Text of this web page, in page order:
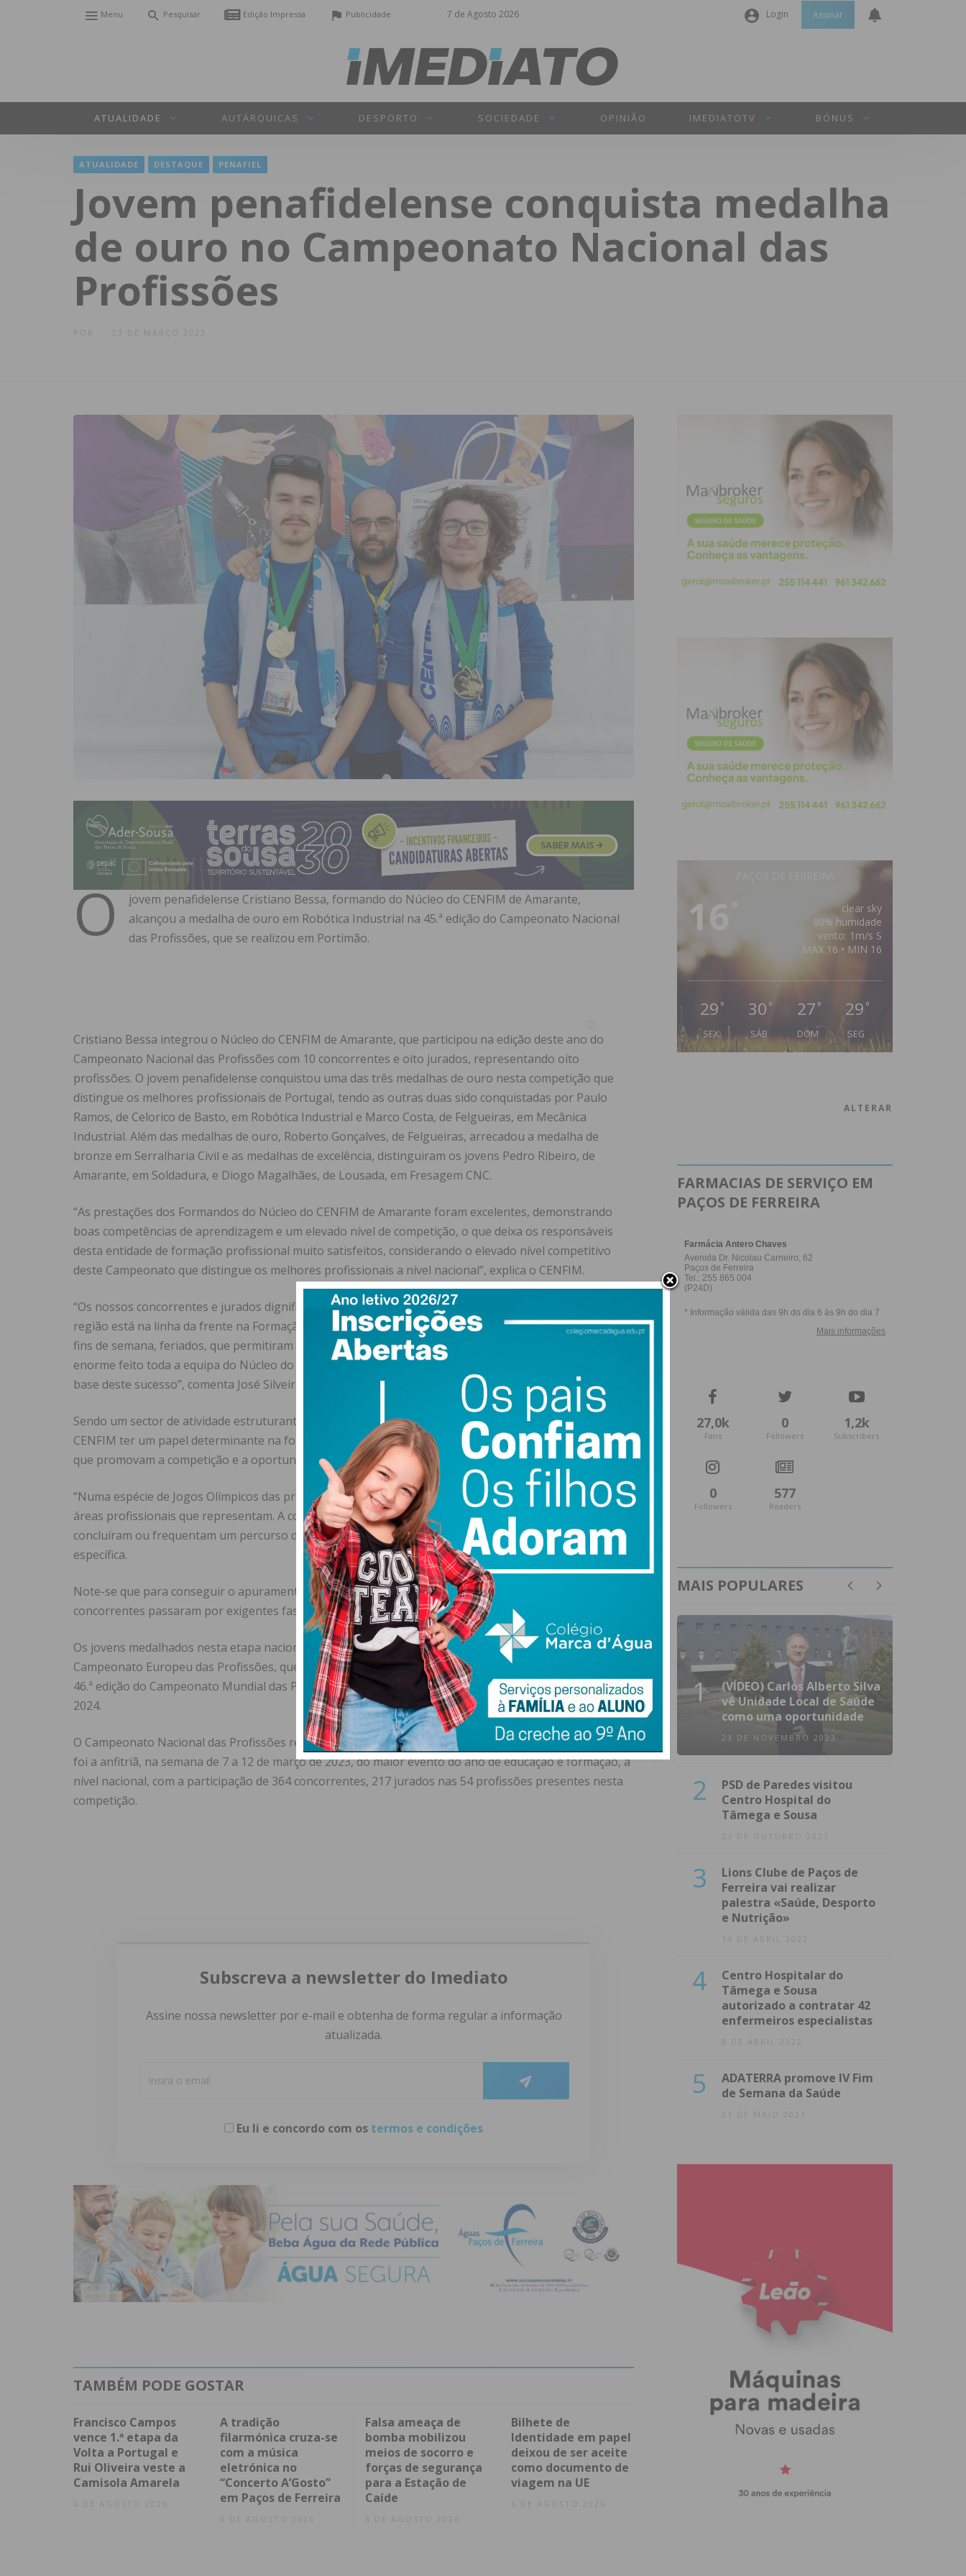
7 de Agosto 2026
Menu Pesquisar Edição Impressa Publicidade Login
Senha
INICIAR SESSÃO
Perdeu a sua senha?
Assinar
ATUALIDADE AUTÁRQUICAS DESPORTO SOCIEDADE OPINIÃO IMEDIATOTV BÓNUS
ATUALIDADE DESTAQUE PENAFIEL
Jovem penafidelense conquista medalha
de ouro no Campeonato Nacional das
Profissões
23 DE MARÇO 2023
O
jovem penafidelense Cristiano Bessa, formando do Núcleo do CENFIM de Amarante,
alcançou a medalha de ouro em Robótica Industrial na 45.ª edição do Campeonato Nacional
das Profissões, que se realizou em Portimão.
Cristiano Bessa integrou o Núcleo do CENFIM de Amarante, que participou na edição deste ano do
Campeonato Nacional das Profissões com 10 concorrentes e oito jurados, representando oito
profissões. O jovem penafidelense conquistou uma das três medalhas de ouro nesta competição que
distingue os melhores profissionais de Portugal, tendo as outras duas sido conquistadas por Paulo
Ramos, de Celorico de Basto, em Robótica Industrial e Marco Costa, de Felgueiras, em Mecânica
Industrial. Além das medalhas de ouro, Roberto Gonçalves, de Felgueiras, arrecadou a medalha de
bronze em Serralharia Civil e as medalhas de excelência, distinguiram os jovens Pedro Ribeiro, de
Amarante, em Soldadura, e Diogo Magalhães, de Lousada, em Fresagem CNC.
“As prestações dos Formandos do Núcleo do CENFIM de Amarante foram excelentes, demonstrando
boas competências de aprendizagem e um elevado nível de competição, o que deixa os responsáveis
desta entidade de formação profissional muito satisfeitos, considerando o elevado nível competitivo
deste Campeonato que distingue os melhores profissionais a nível nacional”, explica o CENFIM.
“Os nossos concorrentes e jurados dignificaram e valorizaram o nosso sector, provando que a nossa
região está na linha da frente na Formação Profissional de excelência. Foram muitos dias de preparação,
fins de semana, feriados, que permitiram obter estes brilhantes resultados. Contribuíram para este
enorme feito toda a equipa do Núcleo do CENFIM de Amarante, Formadores e formandos que foram a
base deste sucesso”, comenta José Silveira, diretor Núcleo CENFIM de Amarante.
Sendo um sector de atividade estruturante para a economia local e com dimensão nacional, cabe ao
CENFIM ter um papel determinante na formação de profissionais qualificados, apostando em iniciativas
que promovam a competição e a oportunidade de contacto com novas tecnologias.
“Numa espécie de Jogos Olímpicos das profissões, os participantes são atletas de alta competição nas
áreas profissionais que representam. A competição é dirigida a formandos entre os 17 e os 25 anos, que
concluíram ou frequentam um percurso de qualificação na área da educação e formação profissional”,
específica.
Note-se que para conseguir o apuramento para o Campeonato Nacional das Profissões, os
concorrentes passaram por exigentes fases de pré-seleção e provas regionais.
Os jovens medalhados nesta etapa nacional, poderão vir a representar Portugal na 8.ª edição do
Campeonato Europeu das Profissões, que decorrerá em setembro de 2023 em Gdánsk, na Polónia e na
46.ª edição do Campeonato Mundial das Profissões, que terá lugar em Lyon, França, em setembro de
2024.
O Campeonato Nacional das Profissões realiza-se a cada dois anos e, nesta edição, a cidade de Portimão
foi a anfitriã, na semana de 7 a 12 de março de 2023, do maior evento do ano de educação e formação, a
nível nacional, com a participação de 364 concorrentes, 217 jurados nas 54 profissões presentes nesta
competição.
Subscreva a newsletter do Imediato
Assine nossa newsletter por e-mail e obtenha de forma regular a informação
atualizada.
Eu li e concordo com os termos e condições
TAMBÉM PODE GOSTAR
Francisco Campos
vence 1.ª etapa da
Volta a Portugal e
Rui Oliveira veste a
Camisola Amarela
6 DE AGOSTO 2026
A tradição
filarmónica cruza-se
com a música
eletrónica no
“Concerto A’Gosto”
em Paços de Ferreira
6 DE AGOSTO 2026
Falsa ameaça de
bomba mobilizou
meios de socorro e
forças de segurança
para a Estação de
Caíde
6 DE AGOSTO 2026
Bilhete de
Identidade em papel
deixou de ser aceite
como documento de
viagem na UE
6 DE AGOSTO 2026
16
clear sky
80% humidade
vento: 1m/s S
MAX 16 • MIN 16
29 °
SEX
30 °
SÁB
27 °
DOM
29 °
SEG
ALTERAR
FARMACIAS DE SERVIÇO EM
PAÇOS DE FERREIRA
27,0k
Fans
0
Followers
1,2k
Subscribers
0
Followers
577
Readers
MAIS POPULARES
1
(VÍDEO) Carlos Alberto Silva
vê Unidade Local de Saúde
como uma oportunidade
23 DE NOVEMBRO 2023
2
PSD de Paredes visitou
Centro Hospital do
Tâmega e Sousa
23 DE OUTUBRO 2023
3
Lions Clube de Paços de
Ferreira vai realizar
palestra «Saúde, Desporto
e Nutrição»
14 DE ABRIL 2022
4
Centro Hospitalar do
Tâmega e Sousa
autorizado a contratar 42
enfermeiros especialistas
8 DE ABRIL 2022
5
ADATERRA promove IV Fim
de Semana da Saúde
21 DE MAIO 2021